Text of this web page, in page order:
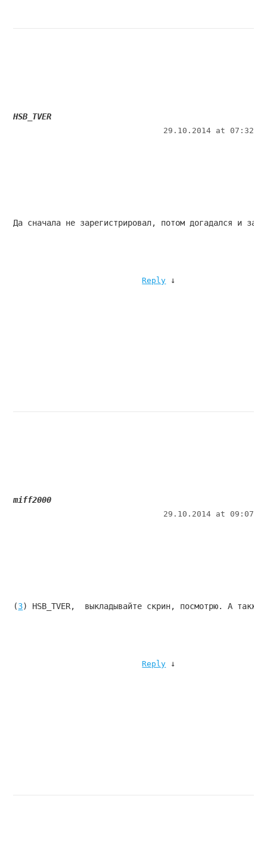
HSB_TVER
29.10.2014 at 07:32
Да сначала не зарегистрировал, потом догадался и
Reply ↓
miff2000
29.10.2014 at 09:07
(3) HSB_TVER,  выкладывайте скрин, посмотрю. А
Reply ↓